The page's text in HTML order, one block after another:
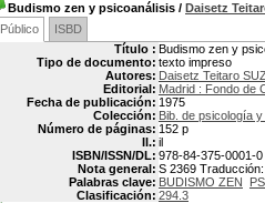
Budismo zen y psicoanálisis / Daisetz
Público
ISBD
Título : Budismo zen y
Tipo de documento: texto impreso
Autores: Daisetz Teitaro
Editorial: Madrid : Fondo de
Fecha de publicación: 1975
Colección: Bib. de psicología
Número de páginas: 152 p
Il.: il
ISBN/ISSN/DL: 978-84-375-0001-0
Nota general: S 2369
Palabras clave: BUDISMO ZEN
Clasificación: 294.3